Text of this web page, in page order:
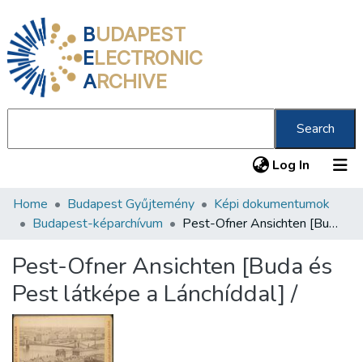
BUDAPEST
ELECTRONIC
ARCHIVE
Search
Log In (current)
Communities & Collections
Statistics
About us
Home Budapest Gyűjtemény
Képi dokumentumok
Budapest-képarchívum
Pest-Ofner Ansichten [Buda és Pest látképe a Lánchíddal] /
Pest-Ofner Ansichten [Buda és
Pest látképe a Lánchíddal] /